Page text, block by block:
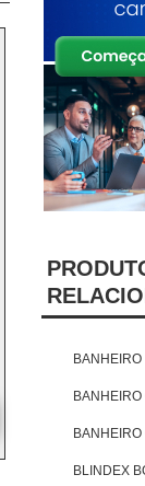
BANHEIRO
BLINDEX